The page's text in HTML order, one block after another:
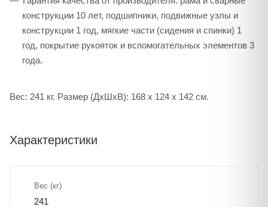
конструкции 10 лет, подшипники, подвижные узлы и
конструкции 1 год, мягкие части (сидения и спинки) 1
год, покрытие рукояток и вспомогательных элементов 3
года.
Вес: 241 кг. Размер (ДхШхВ): 168 х 124 х 142 см.
Характеристики
Вес (кг)
241